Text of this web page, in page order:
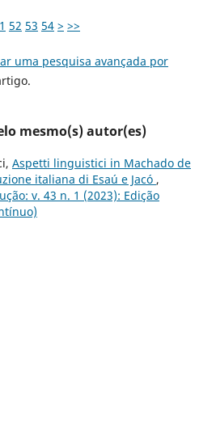
52 53 54 > >>
uma pesquisa avançada por
mesmo(s) autor(es)
Aspetti linguistici in Machado de
italiana di Esaú e Jacó ,
v. 43 n. 1 (2023): Edição